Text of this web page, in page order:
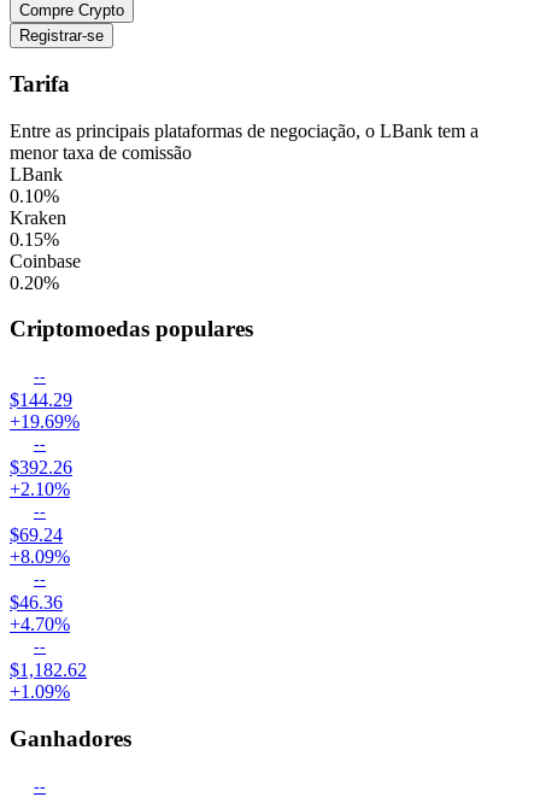
Compre Crypto
Registrar-se
Tarifa
Entre as principais plataformas de negociação, o LBank tem a
menor taxa de comissão
LBank
0.10%
Kraken
0.15%
Coinbase
0.20%
Criptomoedas populares
--
$144.29
+19.69%
--
$392.26
+2.10%
--
$69.24
+8.09%
--
$46.36
+4.70%
--
$1,182.62
+1.09%
Ganhadores
--